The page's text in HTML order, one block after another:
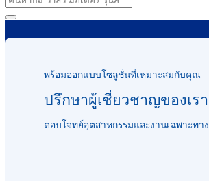
พร้อมออกแบบโซลูชั่นที่เหมาะสมกับคุณ
ปรึกษาผู้เชี่ยวชาญของเรา
ตอบโจทย์อุตสาหกรรมและงานเฉพาะทาง